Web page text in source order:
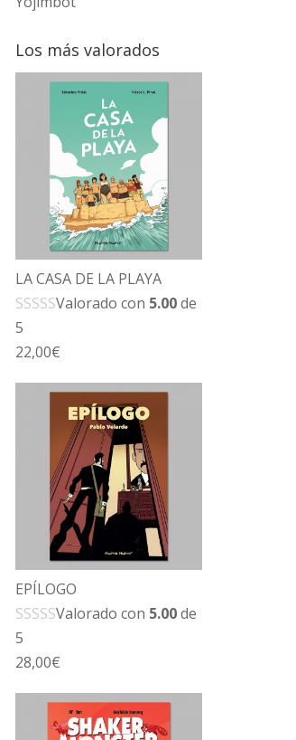
Los más valorados
LA CASA DE LA PLAYA
Valorado con 5.00de
5
22,00€
EPÍLOGO
Valorado con 5.00de
5
28,00€